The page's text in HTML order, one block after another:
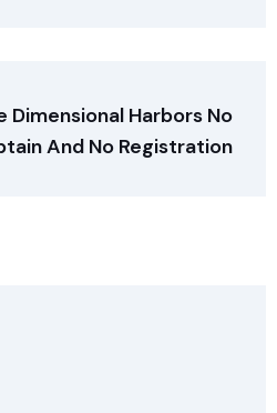
Dimensional Harbors No
And No Registration